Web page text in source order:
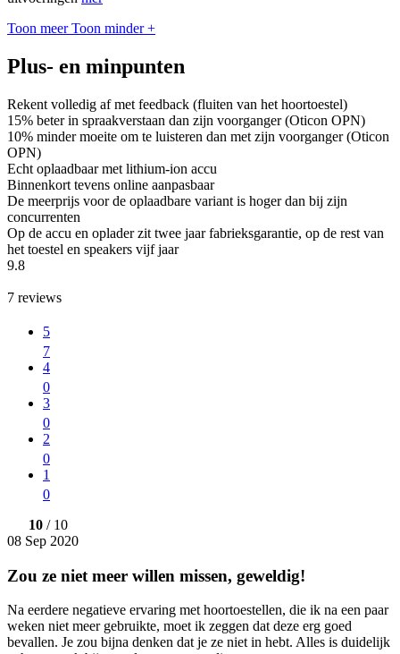
Toon meer Toon minder +
Plus- en minpunten
Rekent volledig af met feedback (fluiten van het hoortoestel)
15% beter in spraakverstaan dan zijn voorganger (Oticon OPN)
10% minder moeite om te luisteren dan met zijn voorganger (Oticon
OPN)
Echt oplaadbaar met lithium-ion accu
Binnenkort tevens online aanpasbaar
De meerprijs voor de oplaadbare variant is hoger dan bij zijn
concurrenten
Op de accu en oplader zit twee jaar fabrieksgarantie, op de rest van
het toestel en speakers vijf jaar
9.8
7 reviews
5
7
4
0
3
0
2
0
1
0
10 / 10
08 Sep 2020
Zou ze niet meer willen missen, geweldig!
Na eerdere negatieve ervaring met hoortoestellen, die ik na een paar
weken niet meer gebruikte, moet ik zeggen dat deze erg goed
bevallen. Je zou bijna denken dat je ze niet in hebt. Alles is duidelijk